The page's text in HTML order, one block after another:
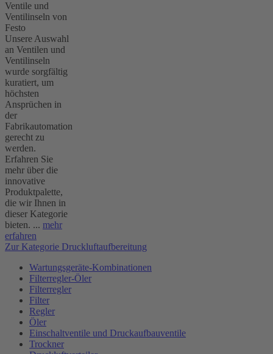
Ventile und
Ventilinseln von
Festo
Unsere Auswahl
an Ventilen und
Ventilinseln
wurde sorgfältig
kuratiert, um
höchsten
Ansprüchen in
der
Fabrikautomation
gerecht zu
werden.
Erfahren Sie
mehr über die
innovative
Produktpalette,
die wir Ihnen in
dieser Kategorie
bieten. ... mehr
erfahren
Zur Kategorie Druckluftaufbereitung
Wartungsgeräte-Kombinationen
Filterregler-Öler
Filterregler
Filter
Regler
Öler
Einschaltventile und Druckaufbauventile
Trockner